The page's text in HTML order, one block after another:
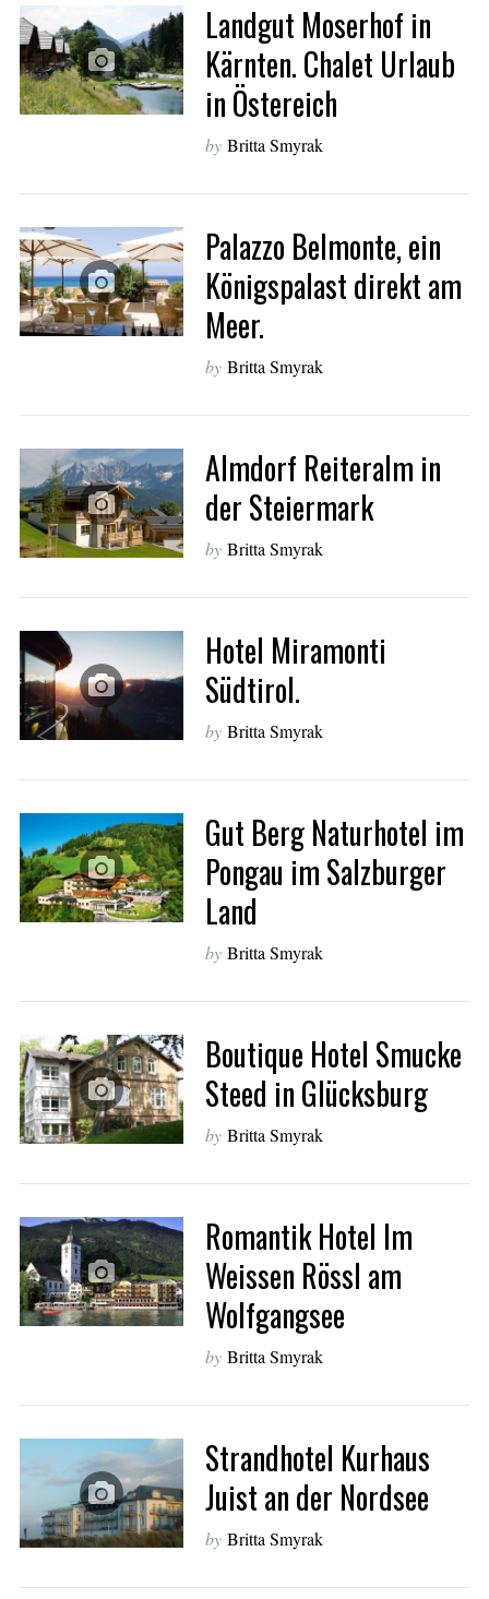
Landgut Moserhof in
Kärnten. Chalet Urlaub
in Östereich
by Britta Smyrak
Palazzo Belmonte, ein
Königspalast direkt am
Meer.
by Britta Smyrak
Almdorf Reiteralm in
der Steiermark
by Britta Smyrak
Hotel Miramonti
Südtirol.
by Britta Smyrak
Gut Berg Naturhotel im
Pongau im Salzburger
Land
by Britta Smyrak
Boutique Hotel Smucke
Steed in Glücksburg
by Britta Smyrak
Romantik Hotel Im
Weissen Rössl am
Wolfgangsee
by Britta Smyrak
Strandhotel Kurhaus
Juist an der Nordsee
by Britta Smyrak
S
r
h
f
o
r
: